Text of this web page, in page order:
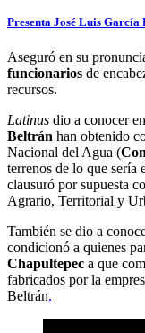
Presenta José Luis
Aseguró en su
funcionarios de
recursos.
Latinus dio a conocer
Beltrán han obtenido
Nacional del Agua (
terrenos de lo que sería
clausuró por supuesta
Agrario, Territorial y
También se dio a
condicionó a quienes
Chapultepec a que
fabricados por la
Beltrán.